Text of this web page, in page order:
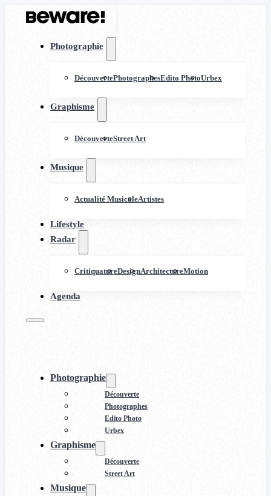
Photographie
DécouvertePhotographesEdito PhotoUrbex
Graphisme
DécouverteStreet Art
Musique
Actualité MusicaleArtistes
Lifestyle
Radar
CritiquatureDesignArchitectureMotion
Agenda
Photographie
Découverte
Photographes
Edito Photo
Urbex
Graphisme
Découverte
Street Art
Musique